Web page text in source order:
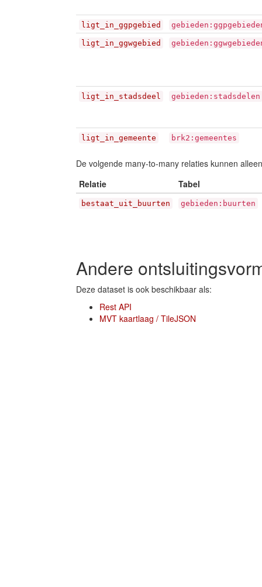
ligt_in_ggpgebied
ligt_in_ggwgebied
ligt_in_stadsdeel gebieden:stadsdelen
ligt_in_gemeente brk2:gemeentes
De volgende many-to-many relaties kunnen
Relatie
Tabel
bestaat_uit_buurten gebieden:buurten
Andere
Deze dataset is ook beschikbaar als:
Rest API
MVT kaartlaag / TileJSON